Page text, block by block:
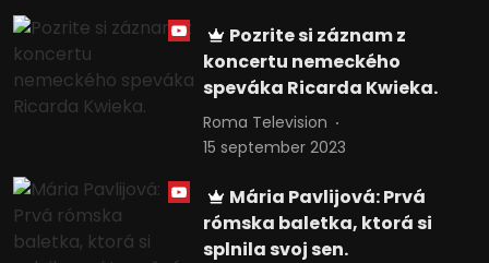
Pozrite si záznam z
koncertu nemeckého
speváka Ricarda Kwieka.
Roma Television
15 september 2023
Mária Pavlijová: Prvá
rómska baletka, ktorá si
splnila svoj sen.